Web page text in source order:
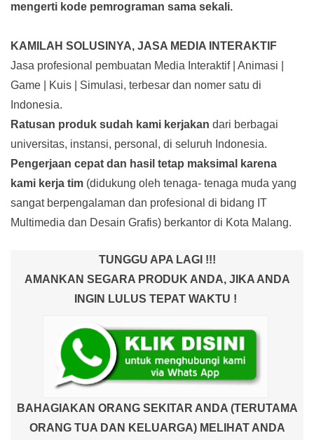
mengerti kode pemrograman sama sekali.
KAMILAH SOLUSINYA, JASA MEDIA INTERAKTIF
Jasa profesional pembuatan Media Interaktif | Animasi |
Game | Kuis | Simulasi, terbesar dan nomer satu di
Indonesia.
Ratusan produk sudah kami kerjakan dari berbagai
universitas, instansi, personal, di seluruh Indonesia.
Pengerjaan cepat dan hasil tetap maksimal karena
kami kerja tim (didukung oleh tenaga- tenaga muda yang
sangat berpengalaman dan profesional di bidang IT
Multimedia dan Desain Grafis) berkantor di Kota Malang.
TUNGGU APA LAGI !!!
AMANKAN SEGARA PRODUK ANDA, JIKA ANDA
INGIN LULUS TEPAT WAKTU !
BAHAGIAKAN ORANG SEKITAR ANDA (TERUTAMA
ORANG TUA DAN KELUARGA) MELIHAT ANDA